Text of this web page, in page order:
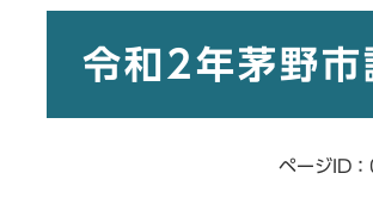
令和2年茅野
ページID